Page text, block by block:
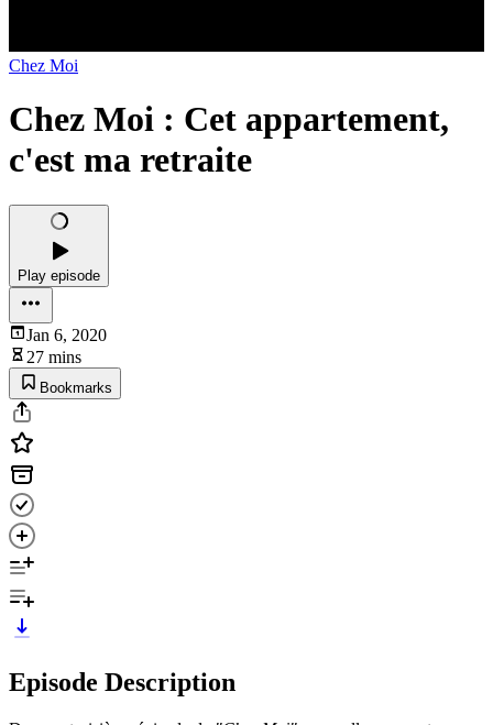
Chez Moi
Chez Moi : Cet appartement,
c'est ma retraite
Play episode
Jan 6, 2020
27 mins
Bookmarks
Episode Description